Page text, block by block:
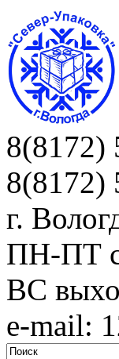
8(8172)
8(8172)
г.
ПН-ПТ c
ВС
e-mail: